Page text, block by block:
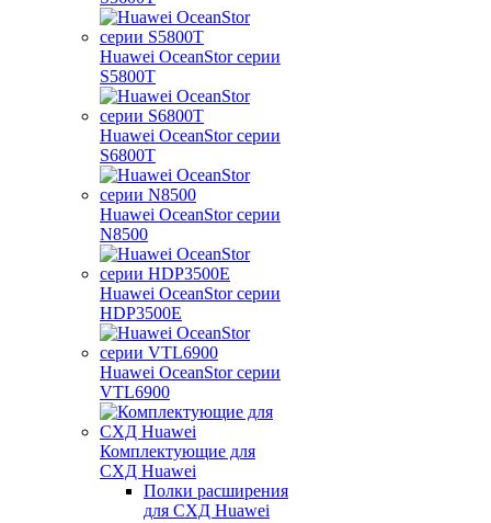
Huawei OceanStor серии
S5800T
Huawei OceanStor серии
S6800T
Huawei OceanStor серии
N8500
Huawei OceanStor серии
HDP3500E
Huawei OceanStor серии
VTL6900
Комплектующие для
СХД Huawei
Полки расширения
для СХД Huawei